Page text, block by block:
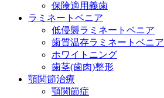
保険適用義歯
ラミネートベニア
低侵襲ラミネートベニア
歯質温存ラミネートベニア
ホワイトニング
歯茎(歯肉)整形
顎関節治療
顎関節症